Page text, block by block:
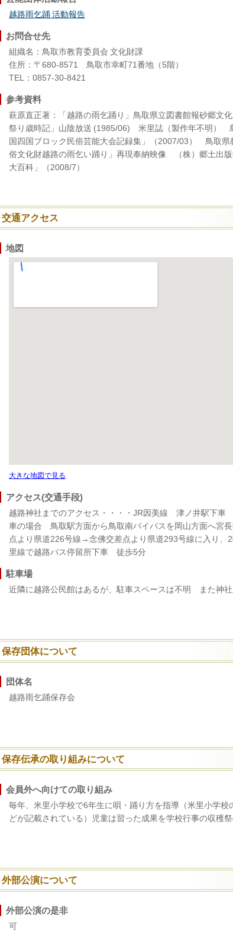
越路雨乞踊 活動報告
お問合せ先
組織名：鳥取市教育委員会 文化財課
住所：〒680-8571 鳥取市幸町71番地（5階）
TEL：0857-30-8421
参考資料
萩原直正著：「越路の雨乞踊り」鳥取県立図書館報砂郷文
祭り歳時記」山陰放送 (1985/06) 米里誌（製作年不明）
国四国ブロック民俗芸能大会記録集」（2007/03） 鳥取県
俗文化財越路の雨乞い踊り」再現奉納映像 （株）郷土出
大百科」（2008/7）
交通アクセス
地図
大きな地図で見る
アクセス(交通手段)
越路神社までのアクセス・・・・JR因美線 津ノ井駅下
車の場合 鳥取駅方面から鳥取南バイパスを岡山方面へ宮
点より県道226号線→念佛交差点より県道293号線に入り
里線で越路バス停留所下車 徒歩5分
駐車場
近隣に越路公民館はあるが、駐車スペースは不明 また神
保存団体について
団体名
越路雨乞踊保存会
保存伝承の取り組みについて
会員外へ向けての取り組み
毎年、米里小学校で6年生に唄・踊り方を指導（米里小学校
どが記載されている）児童は習った成果を学校行事の収穫
外部公演について
外部公演の是非
可